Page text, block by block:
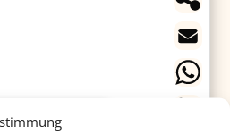
Parque Central